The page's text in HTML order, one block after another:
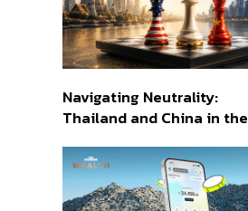
Navigating Neutrality:
Thailand and China in the
Order